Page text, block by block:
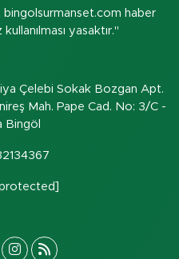
haber
yasaktır."
Çelebi Sokak Bozgan Apt.
Mah. Pape Cad. No: 3/C -
Bingöl